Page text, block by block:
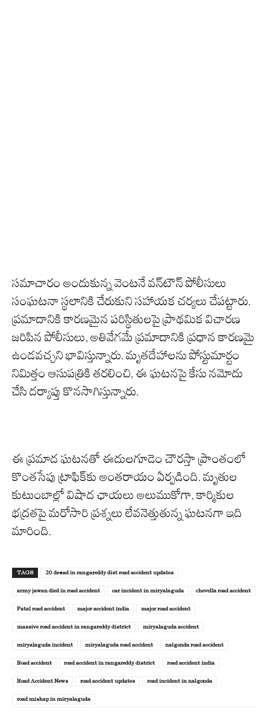
సమాచారం అందుకున్న వెంటనే వన్‌టౌన్ పోలీసులు
సంఘటనా స్థలానికి చేరుకుని సహాయక చర్యలు చేపట్టారు.
ప్రమాదానికి కారణమైన పరిస్థితులపై ప్రాథమిక విచారణ
జరిపిన పోలీసులు, అతివేగమే ప్రమాదానికి ప్రధాన కారణమై
ఉండవచ్చని భావిస్తున్నారు. మృతదేహాలను పోస్టుమార్టం
నిమిత్తం ఆసుపత్రికి తరలించి, ఈ ఘటనపై కేసు నమోదు
చేసి దర్యాప్తు కొనసాగిస్తున్నారు.
ఈ ప్రమాద ఘటనతో ఈదులగూడెం చౌరస్తా ప్రాంతంలో
కొంతసేపు ట్రాఫిక్‌కు అంతరాయం ఏర్పడింది. మృతుల
కుటుంబాల్లో విషాద ఛాయలు అలుముకోగా, కార్మికుల
భద్రతపై మరోసారి ప్రశ్నలు లేవనెత్తుతున్న ఘటనగా ఇది
మారింది.
TAGS 20 de*ad in rangareddy dist road accident updates
army jawan died in road accident car incident in miryalaguda chevella road accident
Fatal road accident major accident india major road accident
massive road accident in rangareddy district miryalaguda accident
miryalaguda incident miryalaguda road accident nalgonda road accident
Road accident road accident in rangareddy district road accident india
Road Accident News road accident updates road incident in nalgonda
road mishap in miryalaguda